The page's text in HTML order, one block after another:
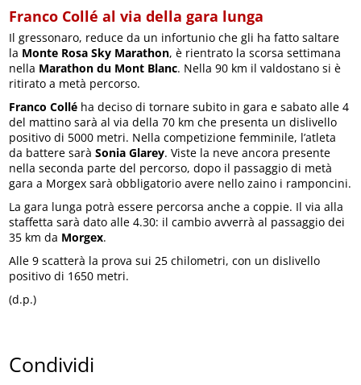
Franco Collé al via della gara lunga
Il gressonaro, reduce da un infortunio che gli ha fatto saltare
la Monte Rosa Sky Marathon, è rientrato la scorsa settimana
nella Marathon du Mont Blanc. Nella 90 km il valdostano si è
ritirato a metà percorso.
Franco Collé ha deciso di tornare subito in gara e sabato alle 4
del mattino sarà al via della 70 km che presenta un dislivello
positivo di 5000 metri. Nella competizione femminile, l’atleta
da battere saràSonia Glarey. Viste la neve ancora presente
nella seconda parte del percorso, dopo il passaggio di metà
gara a Morgex sarà obbligatorio avere nello zaino i ramponcini.
La gara lunga potrà essere percorsa anche a coppie. Il via alla
staffetta sarà dato alle 4.30: il cambio avverrà al passaggio dei
35 km da Morgex.
Alle 9 scatterà la prova sui 25 chilometri, con un dislivello
positivo di 1650 metri.
(d.p.)
Condividi